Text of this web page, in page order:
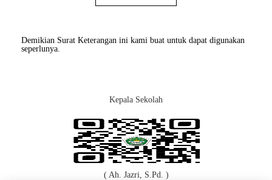
Demikian Surat Keterangan ini kami buat untuk dapat digunakan
seperlunya.
Kepala Sekolah
( Ah. Jazri, S.Pd. )